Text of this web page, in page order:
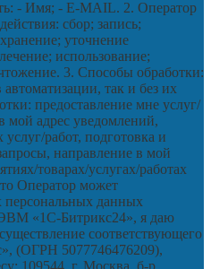
- Имя; - E-MAIL. 2. Оператор
сбор; запись;
уточнение
использование;
3. Способы обработки:
так и без их
предоставление мне услуг/
мой адрес уведомлений,
работ, подготовка и
направление в мой
товарах/услугах/работах
Оператор может
персональных данных
«1С-Битрикс24», я даю
соответствующего
(ОГРН 5077746476209),